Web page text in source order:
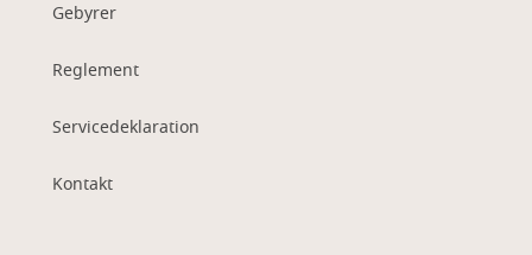
Gebyrer
Reglement
Servicedeklaration
Kontakt